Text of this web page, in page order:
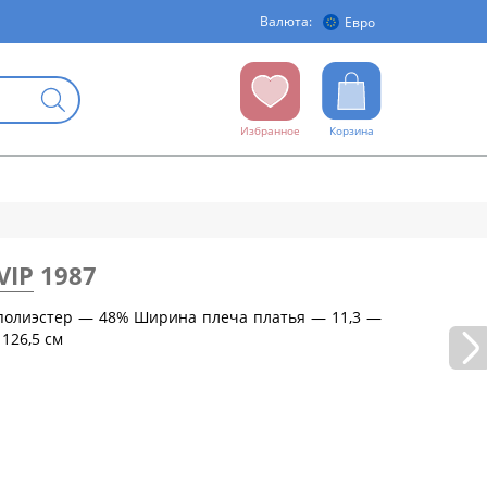
Валюта: Евро
Избранное Корзина
(см)
1987
— 48% Ширина плеча платья — 11,3 —
см